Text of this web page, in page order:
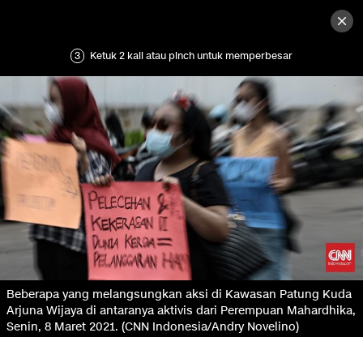
3 Ketuk 2 kali atau pinch untuk memperbesar
Beberapa yang melangsungkan aksi di Kawasan Patung Kuda
Arjuna Wijaya di antaranya aktivis dari Perempuan Mahardhika,
Senin, 8 Maret 2021. (CNN Indonesia/Andry Novelino)